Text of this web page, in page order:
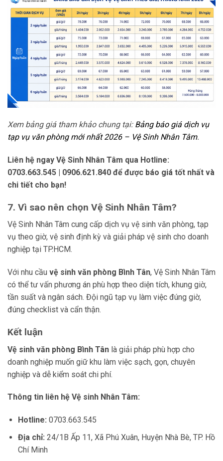
Xem bảng giá tham khảo chung tại: Bảng báo giá dịch vụ
tạp vụ văn phòng mới nhất 2026 – Vệ Sinh Nhân Tâm.
Liên hệ ngay Vệ Sinh Nhân Tâm qua Hotline:
0703.663.545 | 0906.621.840 để được báo giá tốt nhất và
chi tiết cho bạn!
7. Vì sao nên chọn Vệ Sinh Nhân Tâm?
Vệ Sinh Nhân Tâm cung cấp dịch vụ vệ sinh văn phòng, tạp
vụ theo giờ, vệ sinh định kỳ và giải pháp vệ sinh cho doanh
nghiệp tại TP.HCM.
Với nhu cầu vệ sinh văn phòng Bình Tân, Vệ Sinh Nhân Tâm
có thể tư vấn phương án phù hợp theo diện tích, khung giờ,
tần suất và ngân sách. Đội ngũ tạp vụ làm việc đúng giờ,
đúng checklist và cẩn thận.
Kết luận
Vệ sinh văn phòng Bình Tân là giải pháp phù hợp cho
doanh nghiệp muốn giữ khu làm việc sạch, gọn, chuyên
nghiệp và dễ kiểm soát chi phí.
Thông tin liên hệ Vệ sinh Nhân Tâm:
Hotline: 0703.663.545
Địa chỉ: 24/1B Ấp 11, Xã Phú Xuân, Huyện Nhà Bè, TP. Hồ
Chí Minh